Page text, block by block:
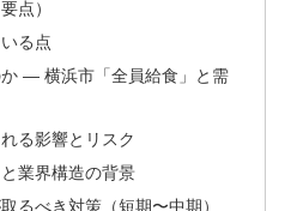
点）
る点
― 横浜市「全員給食」と需
る影響とリスク
業界構造の背景
るべき対策（短期〜中期）